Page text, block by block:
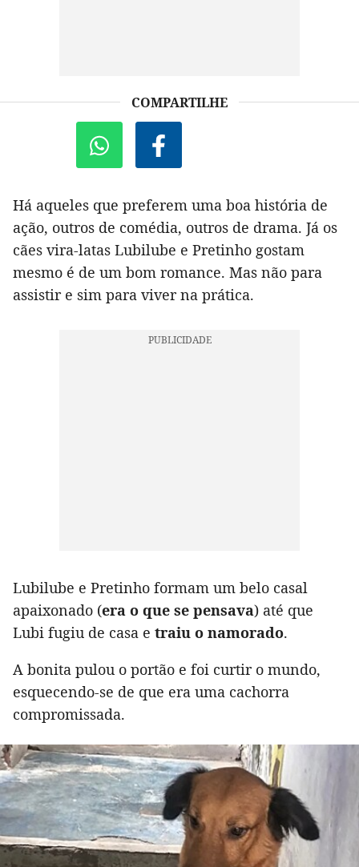
COMPARTILHE
Há aqueles que preferem uma boa história de
ação, outros de comédia, outros de drama. Já os
cães vira-latas Lubilube e Pretinho gostam
mesmo é de um bom romance. Mas não para
assistir e sim para viver na prática.
Lubilube e Pretinho formam um belo casal
apaixonado (era o que se pensava) até que
Lubi fugiu de casa e traiu o namorado.
A bonita pulou o portão e foi curtir o mundo,
esquecendo-se de que era uma cachorra
compromissada.